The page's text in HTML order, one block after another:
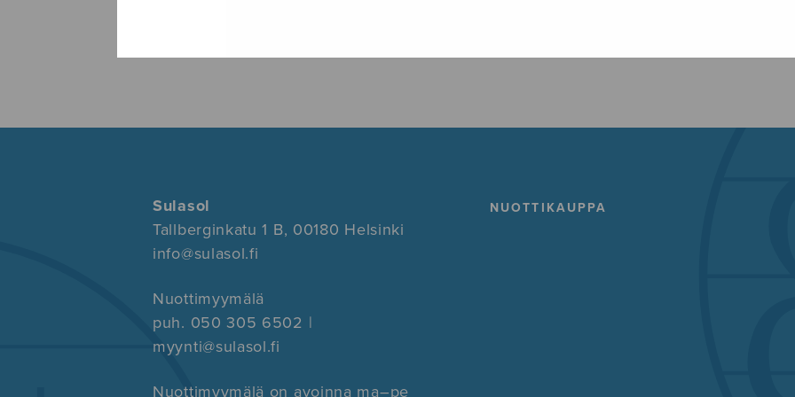
Sulasol
Tallberginkatu 1 B, 00180 Helsinki
info@sulasol.fi
Nuottimyymälä
puh. 050 305 6502 |
myynti@sulasol.fi
Nuottimyymälä on avoinna ma–pe
NUOTTIKAUPPA